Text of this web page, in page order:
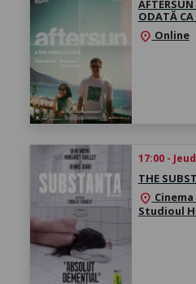
ODATĂ CA
location_on Online
17:00 -
THE
location_on
Studioul